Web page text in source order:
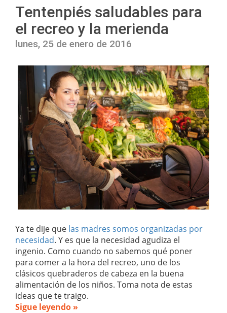
Tentenpiés saludables para
el recreo y la merienda
lunes, 25 de enero de 2016
Ya te dije que las madres somos organizadas por
necesidad. Y es que la necesidad agudiza el
ingenio. Como cuando no sabemos qué poner
para comer a la hora del recreo, uno de los
clásicos quebraderos de cabeza en la buena
alimentación de los niños. Toma nota de estas
ideas que te traigo.
Sigue leyendo »